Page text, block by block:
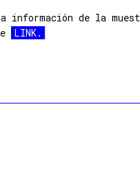
información de la
LINK.